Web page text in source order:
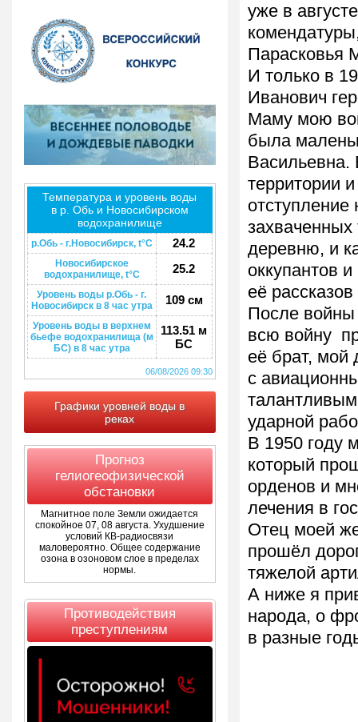
Температура и уровень воды
в р. Обь и Новосибирском
водохранилище
р.Обь - г.Новосибирск, t°C 24.2
Новосибирское
водохранилище, t°C
25.2
Уровень воды р.Обь - г.
Новосибирск в 8 час утра
109 см
Уровень воды в верхнем
бьефе водохранилища (м
БС) в 8 час утра
113.51 м
БС
06/08/2026 09:30
Графики уровней воды в
реках
Прогноз
гелиогеофизической
обстановки
Магнитное поле Земли ожидается
спокойное 07, 08 августа. Ухудшение
условий КВ-радиосвязи
маловероятно. Общее содержание
озона в озоновом слое в пределах
нормы.
Противодействия
преступлениям
уже в
Парасковья
И только в
Иванович
Маму мою
была
Васильевна.
территории
деревню, и
оккупантов
её
После войны
всю войну
её брат, мой
с
ударной
В 1950 году
который
орденов и
лечения в
Отец моей
прошёл
тяжелой
А ниже я
народа, о
в разные